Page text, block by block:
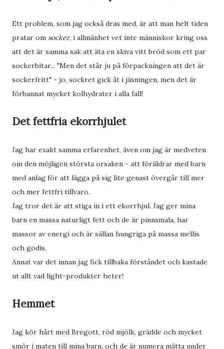
Ett problem, som jag också dras med, är att man helt tiden
pratar om socker, i allmänhet vet inte människor kring oss
att det är samma sak att äta en skiva vitt bröd som ett par
sockerbitar... "Men det står ju på förpackningen att det är
sockerfritt" - jo, sockret gick åt i jäsningen, men det är
förbannat mycket kolhydrater i alla fall!
Det fettfria ekorrhjulet
Jag har exakt samma erfarenhet, även om jag är medveten
om den möjligen största orsaken - att föräldrar med barn
med anlag för att lägga på sig lite genast övergår till mer
och mer fettfri tillvaro.
Jag tror det är att stiga in i ett ekorrhjul. Jag ger mina
barn en massa naturligt fett och de är pinnsmala, har
massor av energi och är sällan hungriga på massa mellis
och godis.
Annat var det innan jag fick tillbaka förståndet och kastade
ut allt vad light-produkter heter!
Hemmet
Jag kör hårt med Bregott, röd mjölk, grädde och mycket
smör i maten till mina barn, och de är numera mätta under